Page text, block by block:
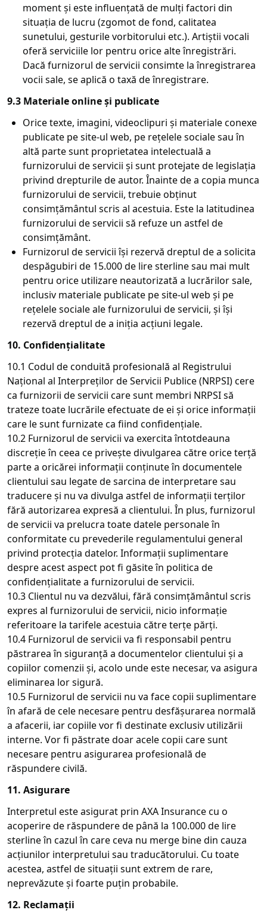
moment și este influențată de mulți factori din
situația de lucru (zgomot de fond, calitatea
sunetului, gesturile vorbitorului etc.). Artiștii vocali
oferă serviciile lor pentru orice alte înregistrări.
Dacă furnizorul de servicii consimte la înregistrarea
vocii sale, se aplică o taxă de înregistrare.
9.3 Materiale online și publicate
Orice texte, imagini, videoclipuri și materiale conexe
publicate pe site-ul web, pe rețelele sociale sau în
altă parte sunt proprietatea intelectuală a
furnizorului de servicii și sunt protejate de legislația
privind drepturile de autor. Înainte de a copia munca
furnizorului de servicii, trebuie obținut
consimțământul scris al acestuia. Este la latitudinea
furnizorului de servicii să refuze un astfel de
consimțământ.
Furnizorul de servicii își rezervă dreptul de a solicita
despăgubiri de 15.000 de lire sterline sau mai mult
pentru orice utilizare neautorizată a lucrărilor sale,
inclusiv materiale publicate pe site-ul web și pe
rețelele sociale ale furnizorului de servicii, și își
rezervă dreptul de a iniția acțiuni legale.
10. Confidențialitate
10.1 Codul de conduită profesională al Registrului
Național al Interpreților de Servicii Publice (NRPSI) cere
ca furnizorii de servicii care sunt membri NRPSI să
trateze toate lucrările efectuate de ei și orice informații
care le sunt furnizate ca fiind confidențiale.
10.2 Furnizorul de servicii va exercita întotdeauna
discreție în ceea ce privește divulgarea către orice terță
parte a oricărei informații conținute în documentele
clientului sau legate de sarcina de interpretare sau
traducere și nu va divulga astfel de informații terților
fără autorizarea expresă a clientului. În plus, furnizorul
de servicii va prelucra toate datele personale în
conformitate cu prevederile regulamentului general
privind protecția datelor. Informații suplimentare
despre acest aspect pot fi găsite în politica de
confidențialitate a furnizorului de servicii.
10.3 Clientul nu va dezvălui, fără consimțământul scris
expres al furnizorului de servicii, nicio informație
referitoare la tarifele acestuia către terțe părți.
10.4 Furnizorul de servicii va fi responsabil pentru
păstrarea în siguranță a documentelor clientului și a
copiilor comenzii și, acolo unde este necesar, va asigura
eliminarea lor sigură.
10.5 Furnizorul de servicii nu va face copii suplimentare
în afară de cele necesare pentru desfășurarea normală
a afacerii, iar copiile vor fi destinate exclusiv utilizării
interne. Vor fi păstrate doar acele copii care sunt
necesare pentru asigurarea profesională de
răspundere civilă.
11. Asigurare
Interpretul este asigurat prin AXA Insurance cu o
acoperire de răspundere de până la 100.000 de lire
sterline în cazul în care ceva nu merge bine din cauza
acțiunilor interpretului sau traducătorului. Cu toate
acestea, astfel de situații sunt extrem de rare,
neprevăzute și foarte puțin probabile.
12. Reclamații